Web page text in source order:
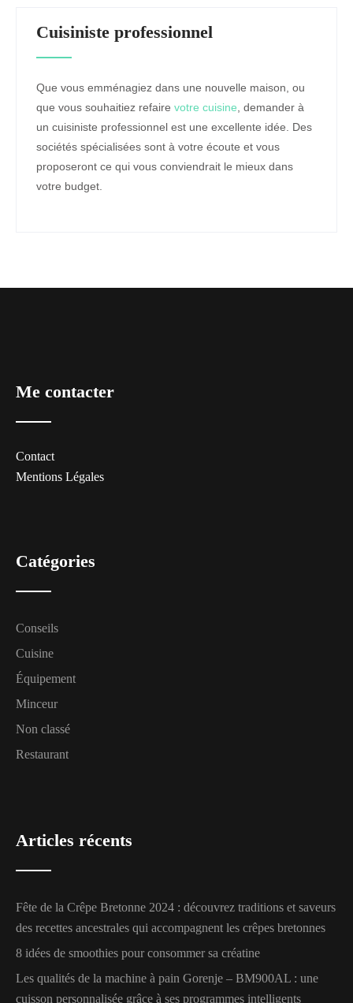
Cuisiniste professionnel
Que vous emménagiez dans une nouvelle maison, ou
que vous souhaitiez refaire votre cuisine, demander à
un cuisiniste professionnel est une excellente idée. Des
sociétés spécialisées sont à votre écoute et vous
proposeront ce qui vous conviendrait le mieux dans
votre budget.
Me contacter
Contact
Mentions Légales
Catégories
Conseils
Cuisine
Équipement
Minceur
Non classé
Restaurant
Articles récents
Fête de la Crêpe Bretonne 2024 : découvrez traditions et saveurs
des recettes ancestrales qui accompagnent les crêpes bretonnes
8 idées de smoothies pour consommer sa créatine
Les qualités de la machine à pain Gorenje – BM900AL : une
cuisson personnalisée grâce à ses programmes intelligents